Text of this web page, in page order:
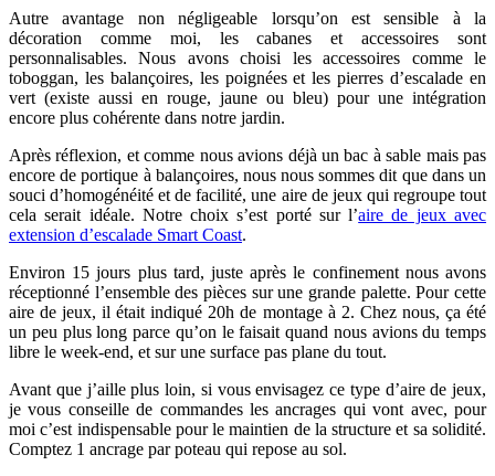
Autre avantage non négligeable lorsqu’on est sensible à la
décoration comme moi, les cabanes et accessoires sont
personnalisables. Nous avons choisi les accessoires comme le
toboggan, les balançoires, les poignées et les pierres d’escalade en
vert (existe aussi en rouge, jaune ou bleu) pour une intégration
encore plus cohérente dans notre jardin.
Après réflexion, et comme nous avions déjà un bac à sable mais pas
encore de portique à balançoires, nous nous sommes dit que dans un
souci d’homogénéité et de facilité, une aire de jeux qui regroupe tout
cela serait idéale. Notre choix s’est porté sur l’aire de jeux avec
extension d’escalade Smart Coast.
Environ 15 jours plus tard, juste après le confinement nous avons
réceptionné l’ensemble des pièces sur une grande palette. Pour cette
aire de jeux, il était indiqué 20h de montage à 2. Chez nous, ça été
un peu plus long parce qu’on le faisait quand nous avions du temps
libre le week-end, et sur une surface pas plane du tout.
Avant que j’aille plus loin, si vous envisagez ce type d’aire de jeux,
je vous conseille de commandes les ancrages qui vont avec, pour
moi c’est indispensable pour le maintien de la structure et sa solidité.
Comptez 1 ancrage par poteau qui repose au sol.